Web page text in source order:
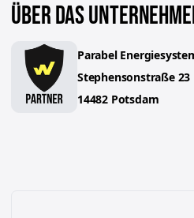
ÜBER DAS
Parabel
Stephensonstraße 23
14482 Potsdam